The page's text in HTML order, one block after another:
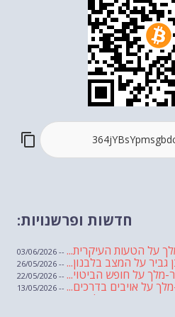
חדשות ופרשנויות:
על הטעות העיקרית... -- 03/06/2026
גביר על המצב בלבנון... -- 26/05/2026
מלך על חופש הביטוי... -- 22/05/2026
על אויבים בדרכים... -- 13/05/2026
שבועת אמונים לדעאש